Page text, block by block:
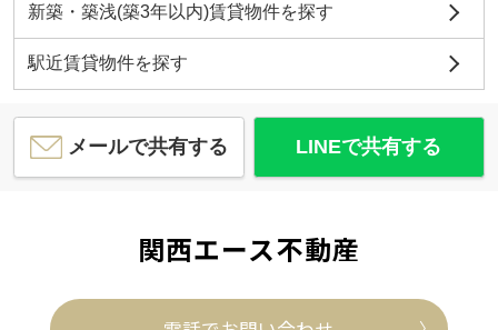
新築・築浅(築3年以内)賃貸物件を探す
駅近賃貸物件を探す
メールで共有する LINEで共有する
関西エース不動産